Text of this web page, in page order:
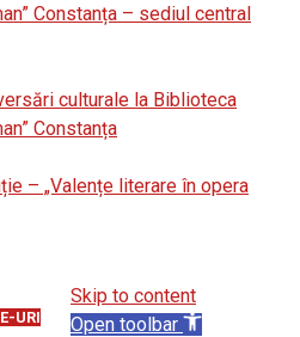
Constanța – sediul central
culturale la Biblioteca
Constanța
– „Valențe literare în opera
URI
Skip to content
Open toolbar